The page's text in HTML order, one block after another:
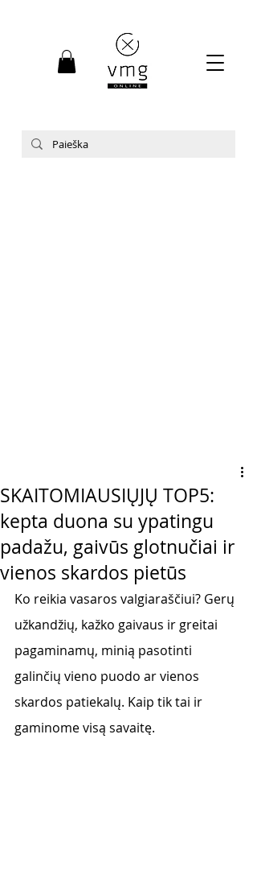
SKAITOMIAUSIŲJŲ TOP5:
kepta duona su ypatingu
padažu, gaivūs glotnučiai ir
vienos skardos pietūs
Ko reikia vasaros valgiaraščiui? Gerų
užkandžių, kažko gaivaus ir greitai
pagaminamų, minią pasotinti
galinčių vieno puodo ar vienos
skardos patiekalų. Kaip tik tai ir
gaminome visą savaitę.